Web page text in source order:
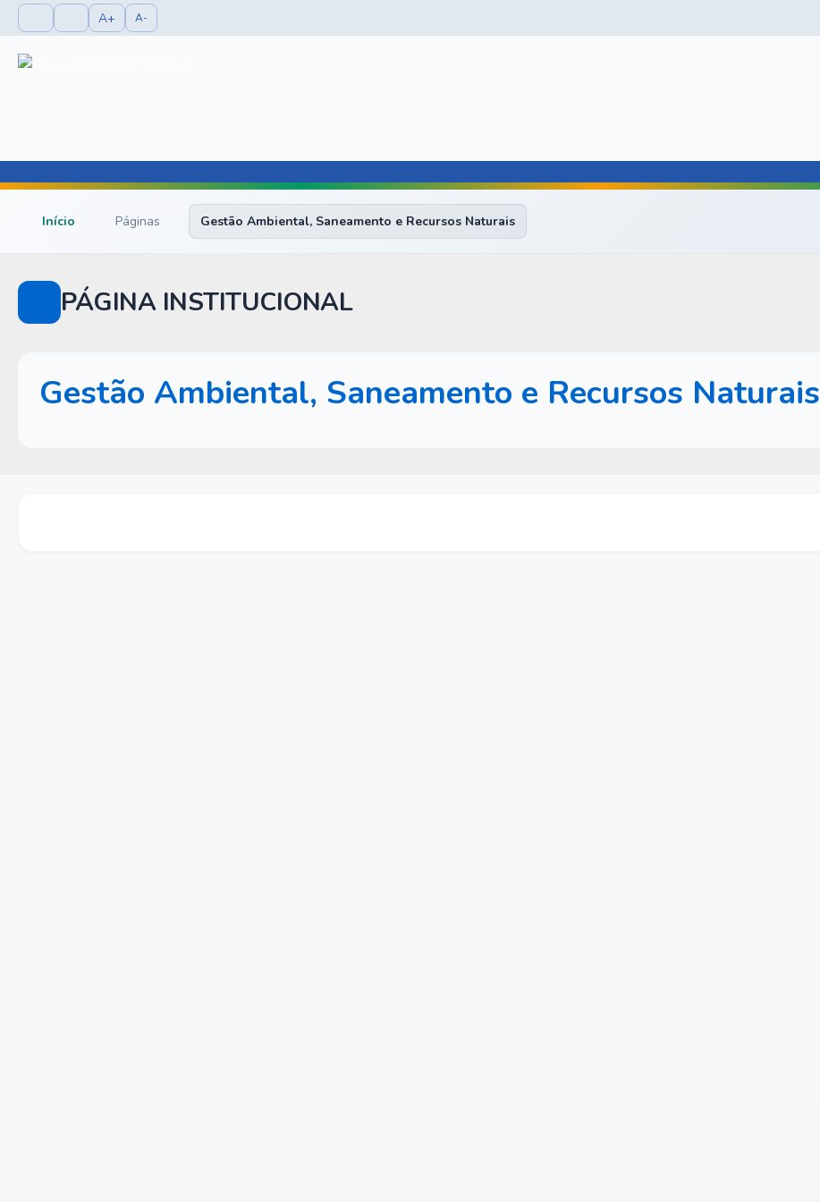
A+ A-
Início Páginas Gestão Ambiental, Saneamento e Recursos Naturais
PÁGINA INSTITUCIONAL
Gestão Ambiental, Saneamento e Recursos Naturais